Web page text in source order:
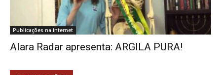
Publicações na internet
Alara Radar apresenta: ARGILA PURA!